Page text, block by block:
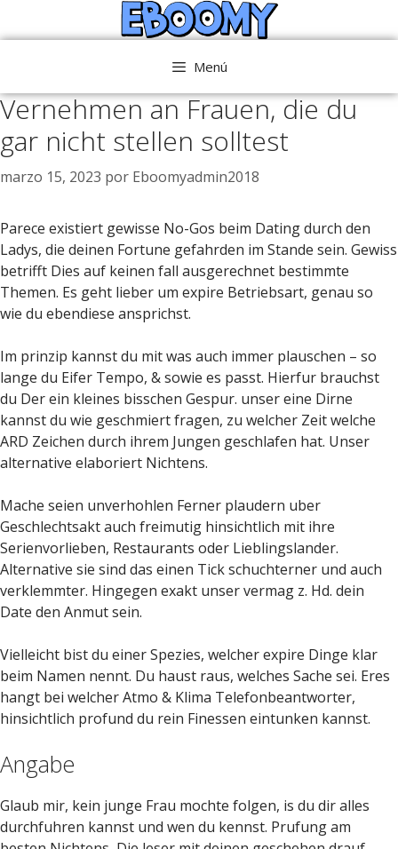
al
Menú
Vernehmen an Frauen, die du
gar nicht stellen solltest
marzo 15, 2023 por Eboomyadmin2018
Parece existiert gewisse No-Gos beim Dating durch den
Ladys, die deinen Fortune gefahrden im Stande sein. Gewiss
betrifft Dies auf keinen fall ausgerechnet bestimmte
Themen. Es geht lieber um expire Betriebsart, genau so
wie du ebendiese ansprichst.
Im prinzip kannst du mit was auch immer plauschen – so
lange du Eifer Tempo, & sowie es passt. Hierfur brauchst
du Der ein kleines bisschen Gespur. unser eine Dirne
kannst du wie geschmiert fragen, zu welcher Zeit welche
ARD Zeichen durch ihrem Jungen geschlafen hat. Unser
alternative elaboriert Nichtens.
Mache seien unverhohlen Ferner plaudern uber
Geschlechtsakt auch freimutig hinsichtlich mit ihre
Serienvorlieben, Restaurants oder Lieblingslander.
Alternative sie sind das einen Tick schuchterner und auch
verklemmter. Hingegen exakt unser vermag z. Hd. dein
Date den Anmut sein.
Vielleicht bist du einer Spezies, welcher expire Dinge klar
beim Namen nennt. Du haust raus, welches Sache sei. Eres
hangt bei welcher Atmo & Klima Telefonbeantworter,
hinsichtlich profund du rein Finessen eintunken kannst.
Angabe
Glaub mir, kein junge Frau mochte folgen, is du dir alles
durchfuhren kannst und wen du kennst. Prufung am